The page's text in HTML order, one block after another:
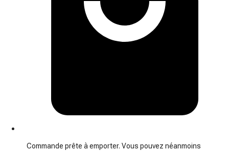
Commande prête à emporter. Vous pouvez néanmoins